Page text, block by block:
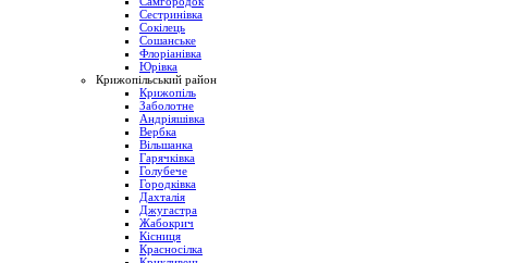
Сестринівка
Сокілець
Сошанське
Флоріанівка
Юрівка
Крижопільський район
Крижопіль
Заболотне
Андріяшівка
Вербка
Вільшанка
Гарячківка
Голубече
Городківка
Дахталія
Джугастра
Жабокрич
Кісниця
Красносілка